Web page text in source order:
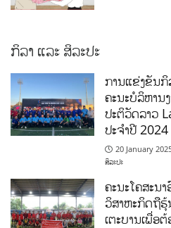
ກິລາ ແລະ ສິລະປະ
ການແຂ່ງຂັນກິ
ຄະນະບໍລິຫານ
ປະຕິວັດລາວ
ປະຈຳປີ 2024
20 January
ສິລະປະ
ຄະນະໂຄສະນ
ວິສາຫະກິດຖືຮຸ້
ເຕະບານເພື່ອ